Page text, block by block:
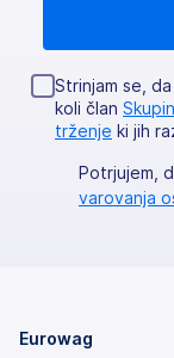
Strinjam se,
koli član
trženje ki jih
Potrjujem,
varovanja
Eurowag